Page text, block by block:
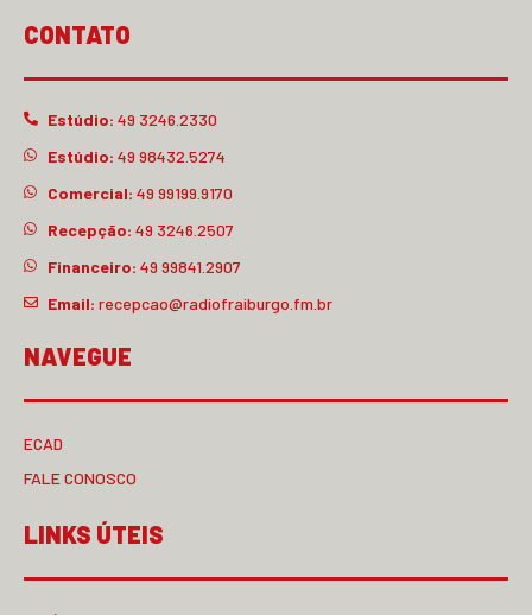
CONTATO
Estúdio: 49 3246.2330
Estúdio: 49 98432.5274
Comercial: 49 99199.9170
Recepção: 49 3246.2507
Financeiro: 49 99841.2907
Email: recepcao@radiofraiburgo.fm.br
NAVEGUE
ECAD
FALE CONOSCO
LINKS ÚTEIS